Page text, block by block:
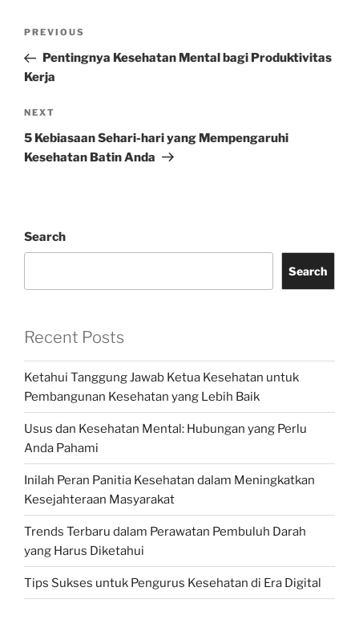
Previous
Post
PREVIOUS
Pentingnya Kesehatan Mental bagi Produktivitas
Kerja
Next
Post
NEXT
5 Kebiasaan Sehari-hari yang Mempengaruhi
Kesehatan Batin Anda
Search
Search
Recent Posts
Ketahui Tanggung Jawab Ketua Kesehatan untuk
Pembangunan Kesehatan yang Lebih Baik
Usus dan Kesehatan Mental: Hubungan yang Perlu
Anda Pahami
Inilah Peran Panitia Kesehatan dalam Meningkatkan
Kesejahteraan Masyarakat
Trends Terbaru dalam Perawatan Pembuluh Darah
yang Harus Diketahui
Tips Sukses untuk Pengurus Kesehatan di Era Digital